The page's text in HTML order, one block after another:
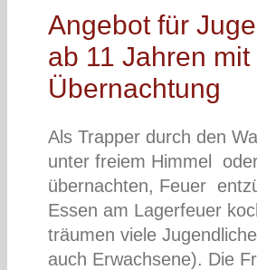
Angebot für
ab 11 Jahren mit
Übernachtung
Als Trapper durch den
unter freiem Himmel
übernachten, Feuer
Essen am Lagerfeuer
träumen viele
auch Erwachsene). Die